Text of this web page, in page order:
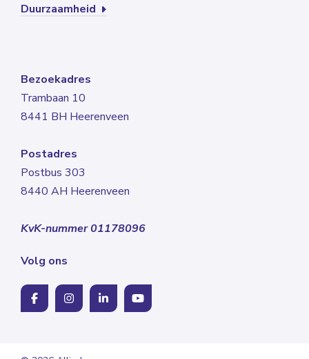
Duurzaamheid
Bezoekadres
Trambaan 10
8441 BH Heerenveen
Postadres
Postbus 303
8440 AH Heerenveen
KvK-nummer 01178096
Volg ons